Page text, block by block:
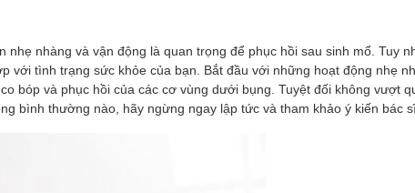
nhẹ nhàng và vận động là quan trọng để phục hồi sau sinh mổ. Tuy
với tình trạng sức khỏe của bạn. Bắt đầu với những hoạt động nhẹ
bóp và phục hồi của các cơ vùng dưới bụng. Tuyệt đối không vượt
bình thường nào, hãy ngừng ngay lập tức và tham khảo ý kiến ​​bác